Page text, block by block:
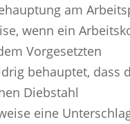
am
wenn ein
Vorgesetzten
behauptet, dass
Diebstahl
eine